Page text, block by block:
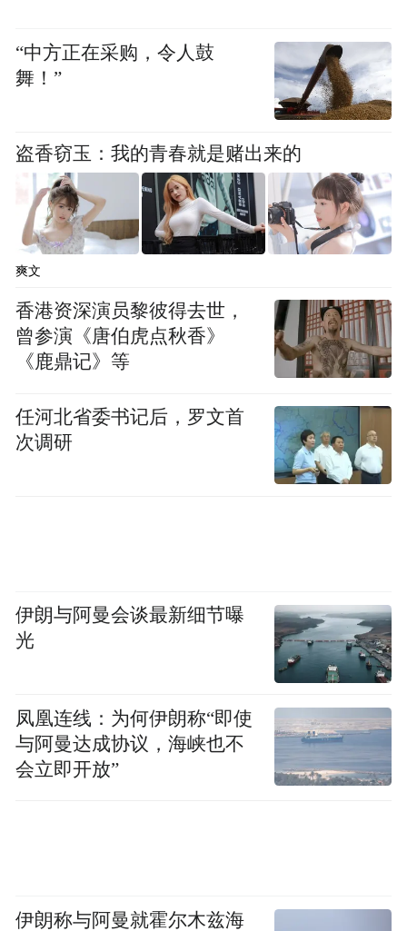
“中方正在采购，令人鼓
舞！”
盗香窃玉：我的青春就是赌出来的
爽文
香港资深演员黎彼得去世，
曾参演《唐伯虎点秋香》
《鹿鼎记》等
任河北省委书记后，罗文首
次调研
伊朗与阿曼会谈最新细节曝
光
凤凰连线：为何伊朗称“即使
与阿曼达成协议，海峡也不
会立即开放”
伊朗称与阿曼就霍尔木兹海